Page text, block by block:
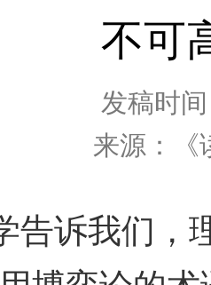
不可
发稿时
来源：《
诉我们，理